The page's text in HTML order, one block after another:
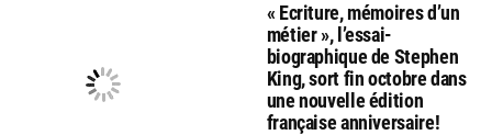
« Ecriture, mémoires d’un
métier », l’essai-
biographique de Stephen
King, sort fin octobre dans
une nouvelle édition
française anniversaire!